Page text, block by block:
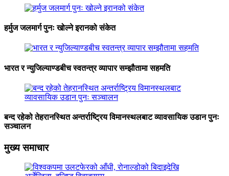
हर्मुज जलमार्ग पुनः खोल्ने इरानको संकेत
भारत र न्युजिल्याण्डबीच स्वतन्त्र व्यापार सम्झौतामा सहमति
बन्द रहेको तेहरानस्थित अन्तर्राष्ट्रिय विमानस्थलबाट व्यावसायिक उडान पुनः
सञ्चालन
मुख्य समाचार